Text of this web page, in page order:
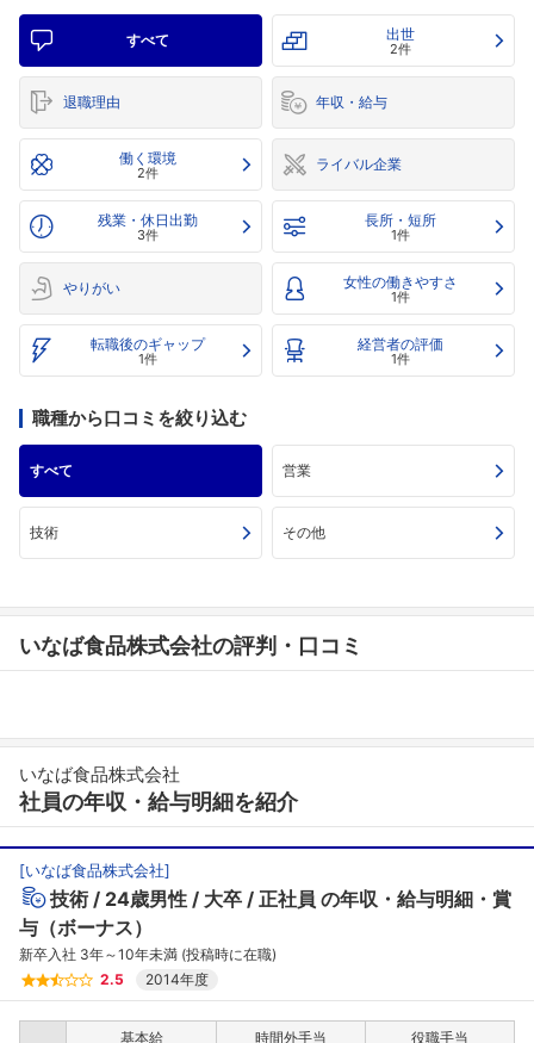
すべて 出世
2件
退職理由 年収・給与
働く環境
2件 ライバル企業
残業・休日出勤
3件
長所・短所
1件
やりがい 女性の働きやすさ
1件
転職後のギャップ
1件
経営者の評価
1件
職種から口コミを絞り込む
すべて 営業
技術 その他
いなば食品株式会社の評判・口コミ
いなば食品株式会社
社員の年収・給与明細を紹介
[いなば食品株式会社]
技術 24歳男性 大卒 正社員 の年収・給与明細・賞
与（ボーナス）
新卒入社 3年～10年未満 (投稿時に在職)
2.5
2014年度
基本給 時間外手当
役職手当